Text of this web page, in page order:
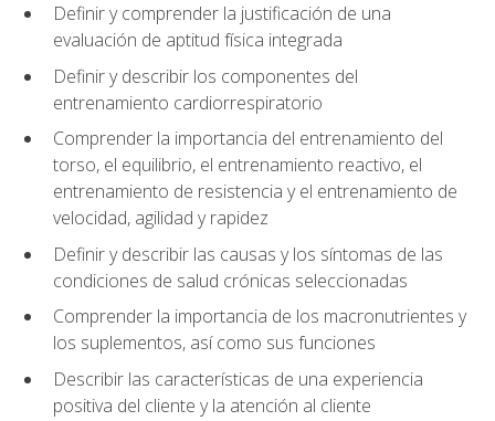
Definir y comprender la justificación de una
evaluación de aptitud física integrada
Definir y describir los componentes del
entrenamiento cardiorrespiratorio
Comprender la importancia del entrenamiento del
torso, el equilibrio, el entrenamiento reactivo, el
entrenamiento de resistencia y el entrenamiento de
velocidad, agilidad y rapidez
Definir y describir las causas y los síntomas de las
condiciones de salud crónicas seleccionadas
Comprender la importancia de los macronutrientes y
los suplementos, así como sus funciones
Describir las características de una experiencia
positiva del cliente y la atención al cliente